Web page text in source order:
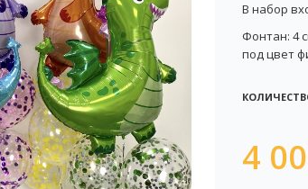
В набор
Фонтан: 4
под цвет
4